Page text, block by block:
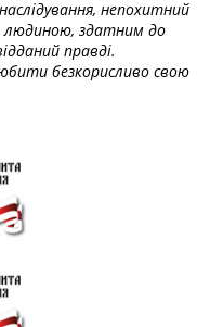
непохитний
людиною, здатним до
правді.
безкорисливо свою